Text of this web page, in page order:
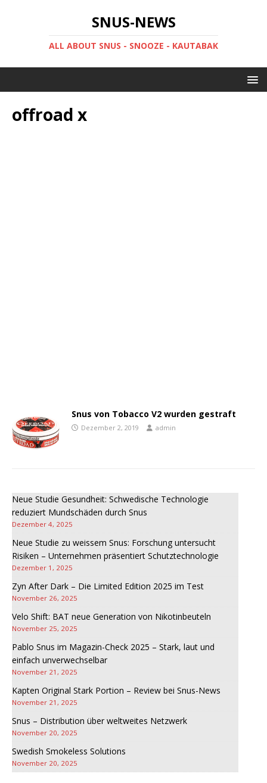
SNUS-NEWS
ALL ABOUT SNUS - SNOOZE - KAUTABAK
offroad x
Snus von Tobacco V2 wurden gestraft
Dezember 2, 2019 admin
Neue Studie Gesundheit: Schwedische Technologie
reduziert Mundschäden durch Snus
Dezember 4, 2025
Neue Studie zu weissem Snus: Forschung untersucht
Risiken – Unternehmen präsentiert Schutztechnologie
Dezember 1, 2025
Zyn After Dark – Die Limited Edition 2025 im Test
November 26, 2025
Velo Shift: BAT neue Generation von Nikotinbeuteln
November 25, 2025
Pablo Snus im Magazin-Check 2025 – Stark, laut und
einfach unverwechselbar
November 21, 2025
Kapten Original Stark Portion – Review bei Snus-News
November 21, 2025
Snus – Distribution über weltweites Netzwerk
November 20, 2025
Swedish Smokeless Solutions
November 20, 2025